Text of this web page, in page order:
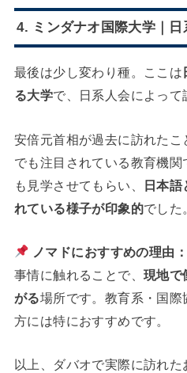
4. ミンダナオ国際大学｜
最後は少し変わり種。ここは
る大学で、日系人会によって
安倍元首相が過去に訪れた
でも注目されている教育機
も見学させてもらい、
日本語
れている様子が印象的でした
ノマドにおすすめの理由：
事情に触れることで、現地で
がる場所です。教育系・国
方には特におすすめです。
以上、ダバオで実際に訪れ